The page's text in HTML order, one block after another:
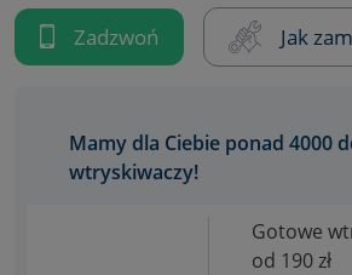
Zadzwoń Jak
Mamy dla Ciebie ponad 4000
wtryskiwaczy!
Gotowe
od 190 zł